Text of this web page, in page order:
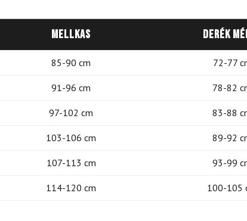
Mellkas Derék
85-90 cm 72-77
91-96 cm 78-82
97-102 cm 83-88
103-106 cm 89-92
107-113 cm 93-99
114-120 cm 100-105